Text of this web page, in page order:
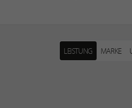
LEISTUNG MARKE